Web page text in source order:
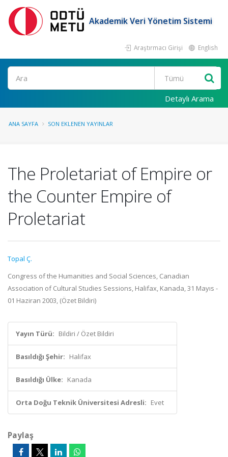
Akademik Veri Yönetim Sistemi
Araştırmacı Girişi English
Ara
Detaylı Arama
ANA SAYFA SON EKLENEN YAYINLAR
The Proletariat of Empire or
the Counter Empire of
Proletariat
Topal Ç.
Congress of the Humanities and Social Sciences, Canadian
Association of Cultural Studies Sessions, Halifax, Kanada, 31 Mayıs -
01 Haziran 2003, (Özet Bildiri)
Yayın Türü: Bildiri / Özet Bildiri
Basıldığı Şehir: Halifax
Basıldığı Ülke: Kanada
Orta Doğu Teknik Üniversitesi Adresli: Evet
Paylaş